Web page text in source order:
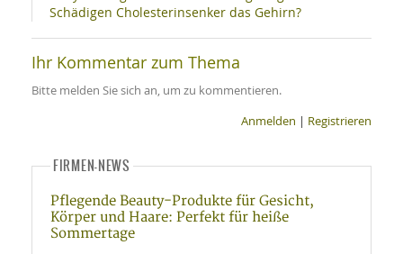
Schädigen Cholesterinsenker das Gehirn?
Ihr Kommentar zum Thema
Bitte melden Sie sich an, um zu kommentieren.
Anmelden | Registrieren
FIRMEN-NEWS
Pflegende Beauty-Produkte für Gesicht,
Körper und Haare: Perfekt für heiße
Sommertage